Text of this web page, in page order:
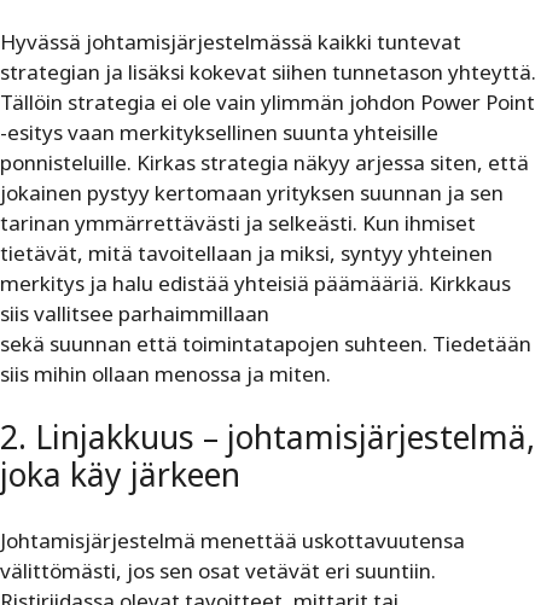
Hyvässä johtamisjärjestelmässä kaikki tuntevat
strategian ja lisäksi kokevat siihen tunnetason yhteyttä.
Tällöin strategia ei ole vain ylimmän johdon Power Point
-esitys vaan merkityksellinen suunta yhteisille
ponnisteluille. Kirkas strategia näkyy arjessa siten, että
jokainen pystyy kertomaan yrityksen suunnan ja sen
tarinan ymmärrettävästi ja selkeästi. Kun ihmiset
tietävät, mitä tavoitellaan ja miksi, syntyy yhteinen
merkitys ja halu edistää yhteisiä päämääriä. Kirkkaus
siis vallitsee parhaimmillaan
sekä suunnan että toimintatapojen suhteen. Tiedetään
siis mihin ollaan menossa ja miten.
2. Linjakkuus – johtamisjärjestelmä,
joka käy järkeen
Johtamisjärjestelmä menettää uskottavuutensa
välittömästi, jos sen osat vetävät eri suuntiin.